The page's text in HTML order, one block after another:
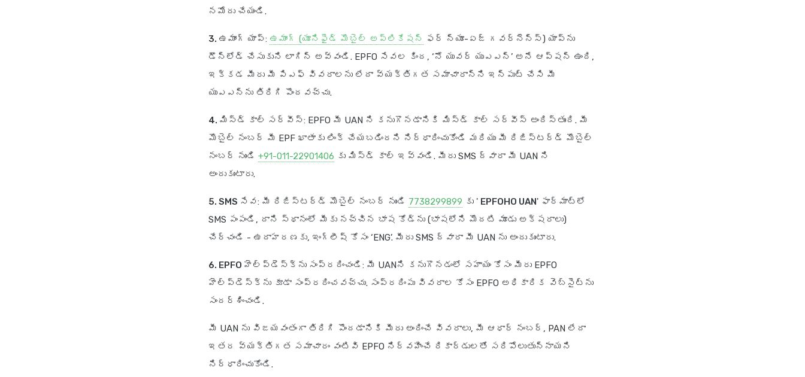
నమోదు చేయండి.
3. ఉమాంగ్ యాప్: ఉమాంగ్ (యూనిఫైడ్ మొబైల్ అప్లికేషన్ ఫర్ న్యూ-ఏజ్ గవర్నెన్స్) యాప్‌ను
డౌన్‌లోడ్ చేసుకుని లాగిన్ అవ్వండి. EPFO సేవల కింద, ‘నో యువర్ యుఎఎన్’ అనే ఆప్షన్ ఉంది,
ఇక్కడ మీరు మీ పిఎఫ్ వివరాలను లేదా వ్యక్తిగత సమాచారాన్ని ఇన్‌పుట్ చేసి మీ
యుఎఎన్‌ను తిరిగి పొందవచ్చు.
4. మిస్డ్ కాల్ సర్వీస్: EPFO మీ UAN ని కనుగొనడానికి మిస్డ్ కాల్ సర్వీస్ అందిస్తుంది. మీ
మొబైల్ నంబర్ మీ EPF ఖాతాకు లింక్ చేయబడిందని నిర్ధారించుకోండి మరియు మీ రిజిస్టర్డ్ మొబైల్
నంబర్ నుండి +91-011-22901406 కు మిస్డ్ కాల్ ఇవ్వండి. మీరు SMS ద్వారా మీ UAN ని
అందుకుంటారు.
5. SMS సేవ: మీ రిజిస్టర్డ్ మొబైల్ నంబర్ నుండి 7738299899 కు ' EPFOHO UAN' ఫార్మాట్‌లో
SMS పంపండి, దాని స్థానంలో మీకు నచ్చిన భాష కోడ్‌ను (భాషలోని మొదటి మూడు అక్షరాలు)
చేర్చండి - ఉదాహరణకు, ఇంగ్లీష్ కోసం ‘ENG’. మీరు SMS ద్వారా మీ UAN ను అందుకుంటారు.
6. EPFO హెల్ప్‌డెస్క్‌ను సంప్రదించండి: మీ UANని కనుగొనడంలో సహాయం కోసం మీరు EPFO
హెల్ప్‌డెస్క్‌ను కూడా సంప్రదించవచ్చు. సంప్రదింపు వివరాల కోసం EPFO అధికారిక వెబ్‌సైట్‌ను
సందర్శించండి.
మీ UAN ను విజయవంతంగా తిరిగి పొందడానికి మీరు అందించే వివరాలు, మీ ఆధార్ నంబర్, PAN లేదా
ఇతర వ్యక్తిగత సమాచారం వంటివి EPFO నిర్వహించే రికార్డులతో సరిపోలుతున్నాయని
నిర్ధారించుకోండి.